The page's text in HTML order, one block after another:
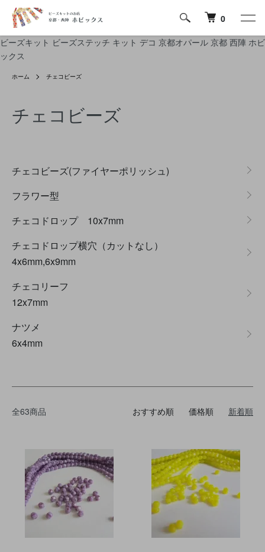
ビーズキット ビーズステッチ キット デコ 京都オパール 京都 西陣 ホビ
ックス
0
ホーム チェコビーズ
チェコビーズ
チェコビーズ(ファイヤーポリッシュ)
フラワー型
チェコドロップ 10x7mm
チェコドロップ横穴（カットなし）
4x6mm,6x9mm
チェコリーフ
12x7mm
ナツメ
6x4mm
全63商品 おすすめ順 価格順 新着順